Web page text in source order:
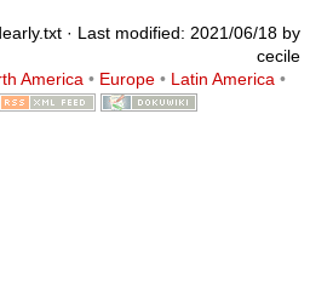
· Last modified: 2021/06/18 by
cecile
America • Europe• Latin America •